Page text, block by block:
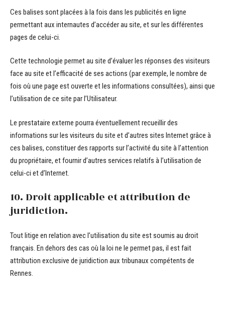
Ces balises sont placées à la fois dans les publicités en ligne
permettant aux internautes d’accéder au site, et sur les différentes
pages de celui-ci.
Cette technologie permet au site d’évaluer les réponses des visiteurs
face au site et l’efficacité de ses actions (par exemple, le nombre de
fois où une page est ouverte et les informations consultées), ainsi que
l’utilisation de ce site par l’Utilisateur.
Le prestataire externe pourra éventuellement recueillir des
informations sur les visiteurs du site et d’autres sites Internet grâce à
ces balises, constituer des rapports sur l’activité du site à l’attention
du propriétaire, et fournir d’autres services relatifs à l’utilisation de
celui-ci et d’Internet.
10. Droit applicable et attribution de
juridiction.
Tout litige en relation avec l’utilisation du site est soumis au droit
français. En dehors des cas où la loi ne le permet pas, il est fait
attribution exclusive de juridiction aux tribunaux compétents de
Rennes.